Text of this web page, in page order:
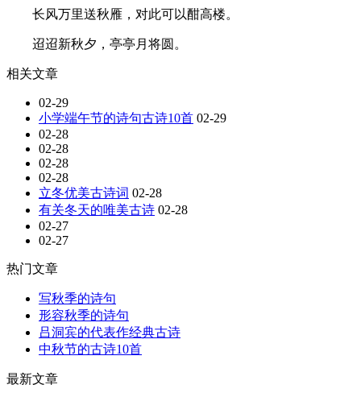
长风万里送秋雁，对此可以酣高楼。
迢迢新秋夕，亭亭月将圆。
相关文章
02-29
小学端午节的诗句古诗10首 02-29
02-28
02-28
02-28
02-28
立冬优美古诗词 02-28
有关冬天的唯美古诗 02-28
02-27
02-27
热门文章
写秋季的诗句
形容秋季的诗句
吕洞宾的代表作经典古诗
中秋节的古诗10首
最新文章